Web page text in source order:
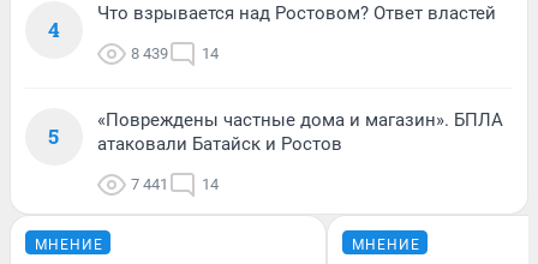
4
Что взрывается над Ростовом? Ответ властей
8 439 14
5
«Повреждены частные дома и магазин». БПЛА
атаковали Батайск и Ростов
7 441 14
МНЕНИЕ МНЕНИЕ